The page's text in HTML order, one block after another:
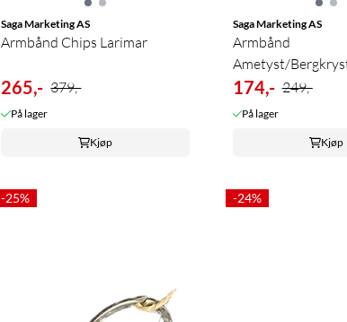
Saga Marketing AS
Armbånd Chips Larimar
265,- 379,-
På lager
Kjøp
Saga Marketing AS
Armbånd
Ametyst/
174,- 249,-
På lager
Kjøp
-25% -24%